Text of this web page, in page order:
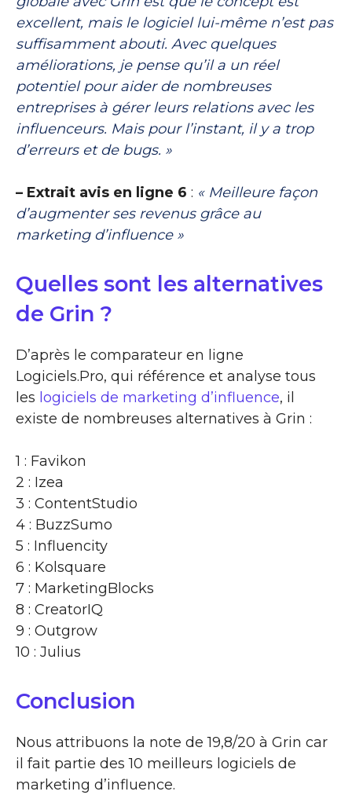
excellent, mais le logiciel lui-même n’est pas
suffisamment abouti. Avec quelques
améliorations, je pense qu’il a un réel
potentiel pour aider de nombreuses
entreprises à gérer leurs relations avec les
influenceurs. Mais pour l’instant, il y a trop
d’erreurs et de bugs. »
– Extrait avis en ligne 6 : « Meilleure façon
d’augmenter ses revenus grâce au
marketing d’influence »
Quelles sont les alternatives
de Grin ?
D’après le comparateur en ligne
Logiciels.Pro, qui référence et analyse tous
les logiciels de marketing d’influence, il
existe de nombreuses alternatives à Grin :
1 : Favikon
2 : Izea
3 : ContentStudio
4 : BuzzSumo
5 : Influencity
6 : Kolsquare
7 : MarketingBlocks
8 : CreatorIQ
9 : Outgrow
10 : Julius
Conclusion
Nous attribuons la note de 19,8/20 à Grin car
il fait partie des 10 meilleurs logiciels de
marketing d’influence.